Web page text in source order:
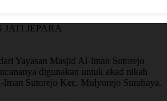
JATI JEPARA
Yayasan Masjid Al-Iman Sutorejo
digunakan untuk akad nikah
Sutorejo Kec. Mulyorejo Surabaya.